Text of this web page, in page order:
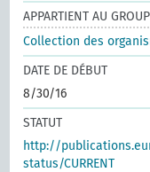
APPARTIENT AU
Collection des
DATE DE DÉBUT
8/30/16
STATUT
http://
status/CURRENT